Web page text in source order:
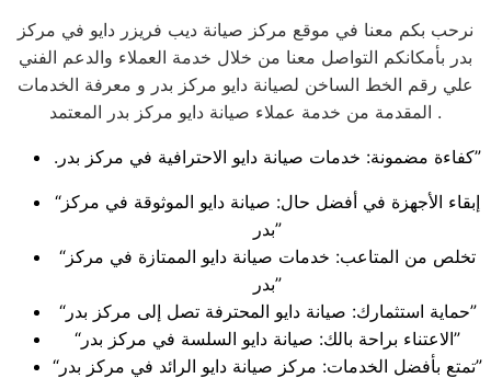
نرحب بكم معنا في موقع مركز صيانة ديب فريزر دايو في مركز
بدر بأمكانكم التواصل معنا من خلال خدمة العملاء والدعم الفني
علي رقم الخط الساخن لصيانة دايو مركز بدر و معرفة الخدمات
المقدمة من خدمة عملاء صيانة دايو مركز بدر المعتمد .
.كفاءة مضمونة: خدمات صيانة دايو الاحترافية في مركز بدر”
“إبقاء الأجهزة في أفضل حال: صيانة دايو الموثوقة في مركز
بدر”
“تخلص من المتاعب: خدمات صيانة دايو الممتازة في مركز
بدر”
“حماية استثمارك: صيانة دايو المحترفة تصل إلى مركز بدر”
“الاعتناء براحة بالك: صيانة دايو السلسة في مركز بدر”
“تمتع بأفضل الخدمات: مركز صيانة دايو الرائد في مركز بدر”